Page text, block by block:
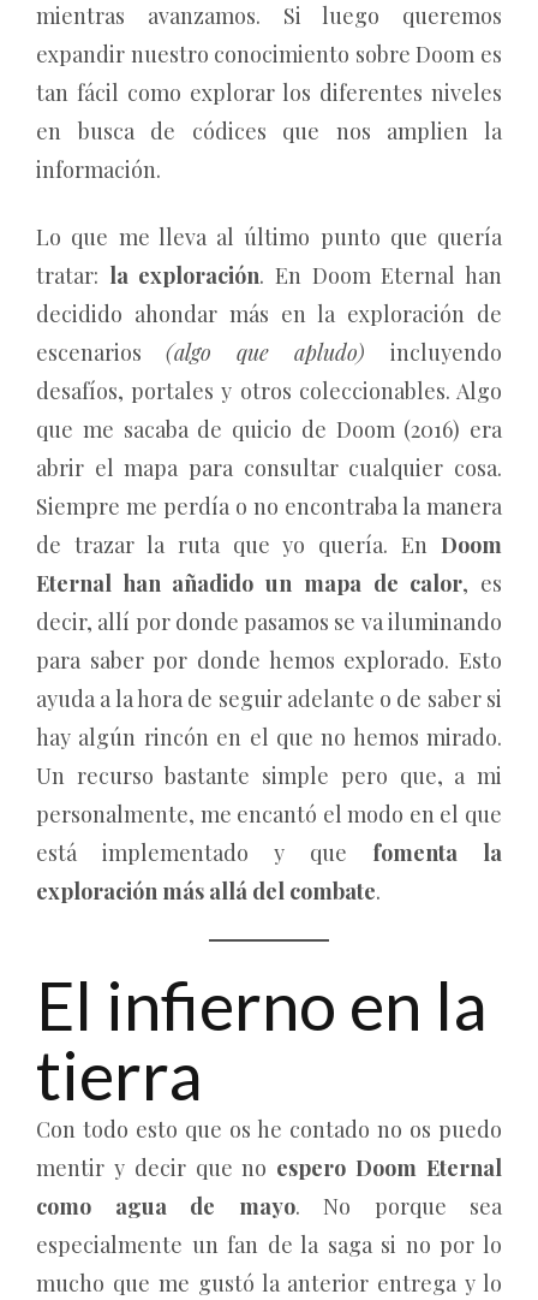
mientras avanzamos. Si luego queremos
expandir nuestro conocimiento sobre Doom es
tan fácil como explorar los diferentes niveles
en busca de códices que nos amplien la
información.
Lo que me lleva al último punto que quería
tratar: la exploración. En Doom Eternal han
decidido ahondar más en la exploración de
escenarios (algo que apludo) incluyendo
desafíos, portales y otros coleccionables. Algo
que me sacaba de quicio de Doom (2016) era
abrir el mapa para consultar cualquier cosa.
Siempre me perdía o no encontraba la manera
de trazar la ruta que yo quería. En Doom
Eternal han añadido un mapa de calor, es
decir, allí por donde pasamos se va iluminando
para saber por donde hemos explorado. Esto
ayuda a la hora de seguir adelante o de saber si
hay algún rincón en el que no hemos mirado.
Un recurso bastante simple pero que, a mi
personalmente, me encantó el modo en el que
está implementado y que fomenta la
exploración más allá del combate.
El infierno en la
tierra
Con todo esto que os he contado no os puedo
mentir y decir que no espero Doom Eternal
como agua de mayo. No porque sea
especialmente un fan de la saga si no por lo
mucho que me gustó la anterior entrega y lo